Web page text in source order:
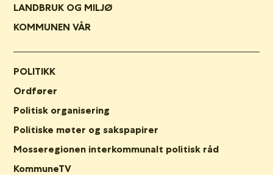
LANDBRUK OG MILJØ
KOMMUNEN VÅR
POLITIKK
Ordfører
Politisk organisering
Politiske møter og sakspapirer
Mosseregionen interkommunalt politisk råd
KommuneTV